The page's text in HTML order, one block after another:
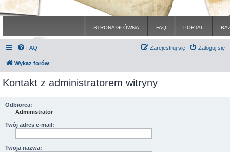
STRONA GŁÓWNA FAQ PORTAL
FAQ Zaloguj się
Zarejestruj się
Wykaz forów
Kontakt z administratorem witryny
Odbiorca:
Administrator
Twój adres e-mail:
Twoja nazwa: